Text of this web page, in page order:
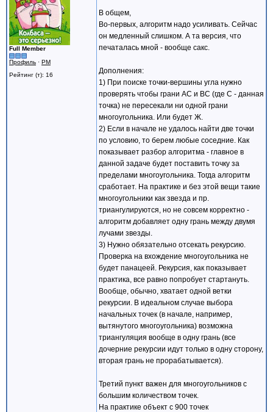
Full Member
Профиль · PM
Рейтинг (т): 16
В общем,
Во-первых, алгоритм надо усиливать. Сейчас
он медленный слишком. А та версия, что
печаталась мной - вообще сакс.
Дополнения:
1) При поиске точки-вершины угла нужно
проверять чтобы грани AC и BC (где C - данная
точка) не пересекали ни одной грани
многоугольника. Или будет Ж.
2) Если в начале не удалось найти две точки
по условию, то берем любые соседние. Как
показывает разбор алгоритма - главное в
данной задаче будет поставить точку за
пределами многоугольника. Тогда алгоритм
сработает. На практике и без этой вещи такие
многоугольники как звезда и пр.
триангулируются, но не совсем корректно -
алгоритм добавляет одну грань между двумя
лучами звезды.
3) Нужно обязательно отсекать рекурсию.
Проверка на вхождение многоугольника не
будет панацеей. Рекурсия, как показывает
практика, все равно попробует стартануть.
Вообще, обычно, хватает одной ветки
рекурсии. В идеальном случае выбора
начальных точек (в начале, например,
вытянутого многоугольника) возможна
триангуляция вообще в одну грань (все
дочерние рекурсии идут только в одну сторону,
вторая грань не прорабатывается).
Третий пункт важен для многоугольников с
большим количеством точек.
На практике объект с 900 точек